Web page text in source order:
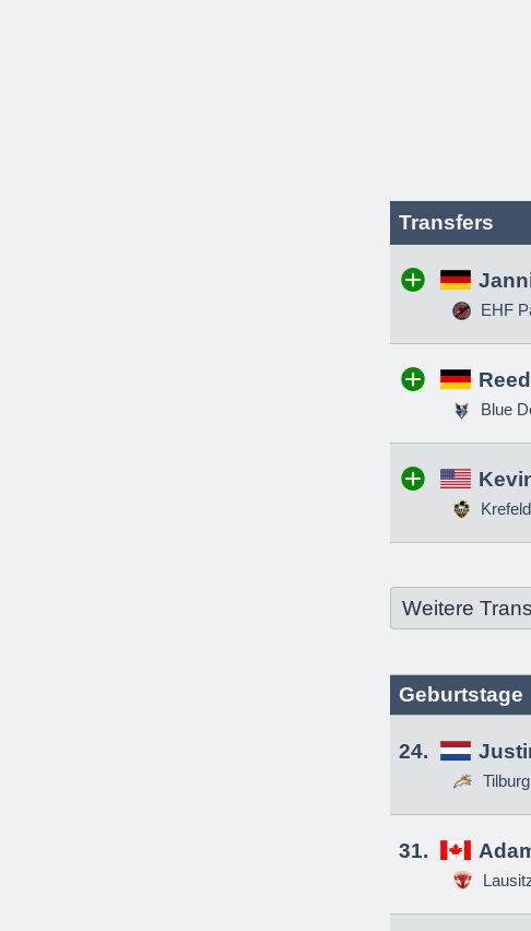
Transfers
EHF
Blue
Weitere
Geburtstage
24.
31.